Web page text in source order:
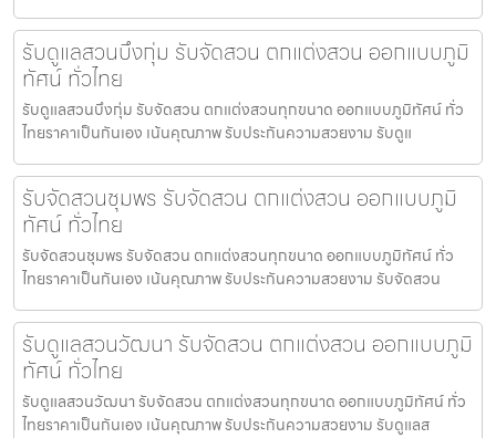
รับดูแลสวนบึงกุ่ม รับจัดสวน ตกแต่งสวน ออกแบบภูมิ
ทัศน์ ทั่วไทย
รับดูแลสวนบึงกุ่ม รับจัดสวน ตกแต่งสวนทุกขนาด ออกแบบภูมิทัศน์ ทั่ว
ไทยราคาเป็นกันเอง เน้นคุณภาพ รับประกันความสวยงาม รับดูแ
รับจัดสวนชุมพร รับจัดสวน ตกแต่งสวน ออกแบบภูมิ
ทัศน์ ทั่วไทย
รับจัดสวนชุมพร รับจัดสวน ตกแต่งสวนทุกขนาด ออกแบบภูมิทัศน์ ทั่ว
ไทยราคาเป็นกันเอง เน้นคุณภาพ รับประกันความสวยงาม รับจัดสวน
รับดูแลสวนวัฒนา รับจัดสวน ตกแต่งสวน ออกแบบภูมิ
ทัศน์ ทั่วไทย
รับดูแลสวนวัฒนา รับจัดสวน ตกแต่งสวนทุกขนาด ออกแบบภูมิทัศน์ ทั่ว
ไทยราคาเป็นกันเอง เน้นคุณภาพ รับประกันความสวยงาม รับดูแลส